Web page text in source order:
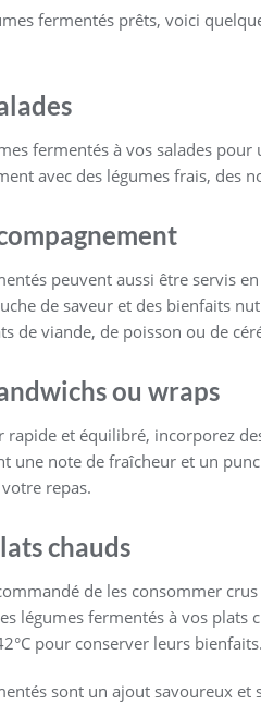
fermentés prêts, voici
fermentés à vos salades
avec des légumes frais, des
peuvent aussi être servis
de saveur et des bienfaits
de viande, de poisson ou de
ou wraps
rapide et équilibré, incorporez
une note de fraîcheur et un
repas.
chauds
de les consommer
légumes fermentés à vos plats
pour conserver leurs bienfaits.
sont un ajout savoureux